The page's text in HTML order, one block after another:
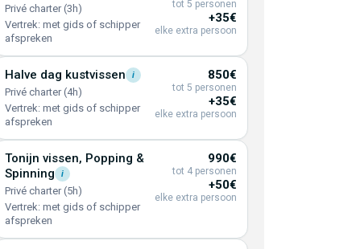
Privé charter (3h)
Vertrek: met gids of schipper
afspreken
tot 5 personen
+35€
elke extra persoon
Halve dag kustvissen i
Privé charter (4h)
Vertrek: met gids of schipper
afspreken
850€
tot 5 personen
+35€
elke extra persoon
Tonijn vissen, Popping &
Spinning
i
Privé charter (5h)
Vertrek: met gids of schipper
afspreken
990€
tot 4 personen
+50€
elke extra persoon